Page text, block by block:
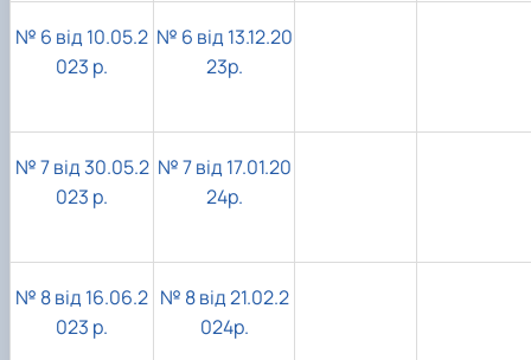
№ 6 від 10.05.2
023 р.
№ 6 від 13.12.20
23р.
№ 7 від 30.05.2
023 р.
№ 7 від 17.01.20
24р.
№ 8 від 16.06.2
023 р.
№ 8 від 21.02.2
024р.